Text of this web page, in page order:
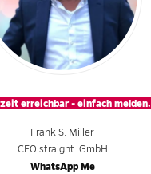
erreichbar - einfach melden.
Frank S. Miller
CEO straight. GmbH
WhatsApp Me